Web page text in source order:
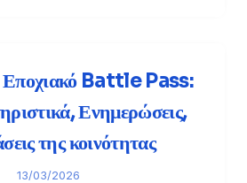
Εποχιακό Battle Pass:
Ενημερώσεις,
της κοινότητας
13/03/2026